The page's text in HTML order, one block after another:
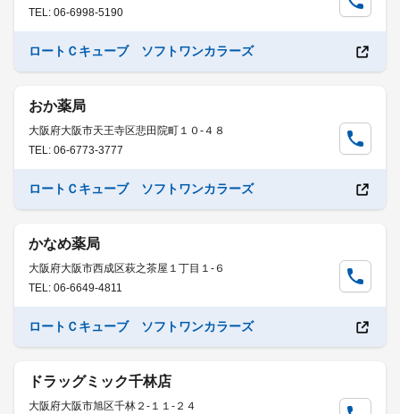
TEL: 06-6998-5190
ロートＣキューブ ソフトワンカラーズ
おか薬局
大阪府大阪市天王寺区悲田院町１０-４８
TEL: 06-6773-3777
ロートＣキューブ ソフトワンカラーズ
かなめ薬局
大阪府大阪市西成区萩之茶屋１丁目１-６
TEL: 06-6649-4811
ロートＣキューブ ソフトワンカラーズ
ドラッグミック千林店
大阪府大阪市旭区千林２-１１-２４